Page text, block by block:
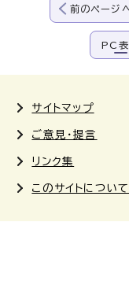
前のページ
PC表
サイトマップ
ご意見・提言
リンク集
このサイトについて